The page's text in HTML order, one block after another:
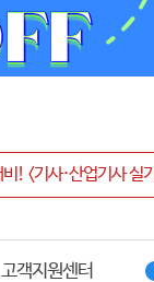
고객지원센터